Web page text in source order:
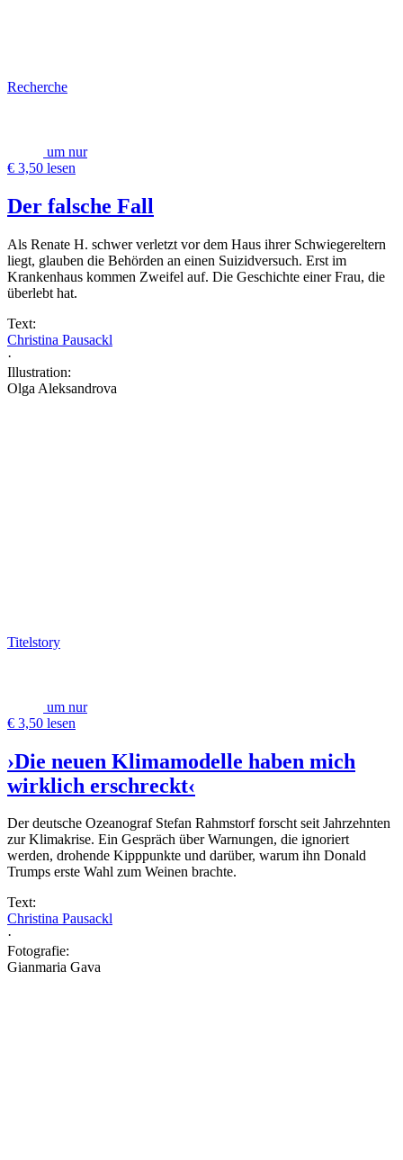
Recherche
um nur
€ 3,50 lesen
Der falsche Fall
Als Renate H. schwer verletzt vor dem Haus ihrer Schwiegereltern
liegt, glauben die Behörden an einen Suizidversuch. Erst im
Krankenhaus kommen Zweifel auf. Die Geschichte einer Frau, die
überlebt hat.
Text:
Christina Pausackl
·
Illustration:
Olga Aleksandrova
Titelstory
um nur
€ 3,50 lesen
›Die neuen Klimamodelle haben mich
wirklich erschreckt‹
Der deutsche Ozeanograf Stefan Rahmstorf forscht seit Jahrzehnten
zur Klimakrise. Ein Gespräch über Warnungen, die ignoriert
werden, drohende Kipppunkte und darüber, warum ihn Donald
Trumps erste Wahl zum Weinen brachte.
Text:
Christina Pausackl
·
Fotografie:
Gianmaria Gava